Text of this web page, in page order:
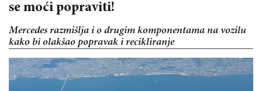
se moći popraviti!
Mercedes razmišlja i o drugim komponentama na vozilu
kako bi olakšao popravak i recikliranje